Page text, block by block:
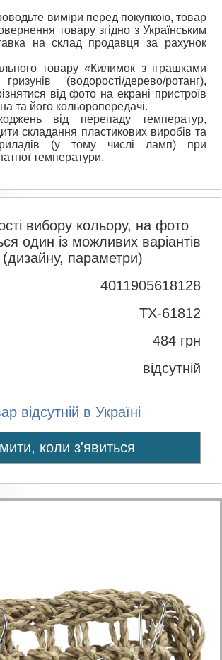
виміри перед покупкою, товар
товару згідно з Українським
на склад продавця за рахунок
товару «Килимок з іграшками
(водорості/дерево/ротанг),
від фото на екрані пристроїв
та його кольоропередачі.
від перепаду температур,
складання пластикових виробів та
(у тому числі ламп) при
температури.
вибору кольору, на фото
один із можливих варіантів
(дизайну, параметри)
4011905618128
TX-61812
484 грн
відсутній
відсутній в Україні
коли з'явиться